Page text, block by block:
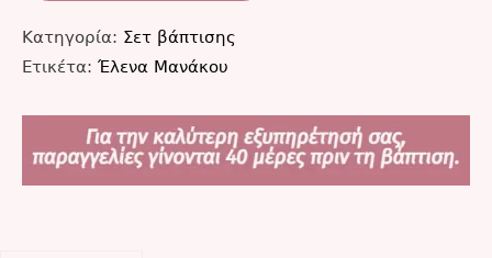
Κατηγορία: Σετ βάπτισης
Ετικέτα: Έλενα Μανάκου